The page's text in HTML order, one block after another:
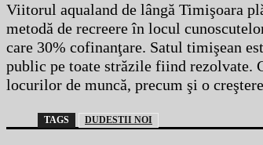
Viitorul aqualand de lângă Timişoara
metodă de recreere în locul
care 30% cofinanţare. Satul timişean
public pe toate străzile fiind rezolvate.
locurilor de muncă, precum şi o
TAGS DUDESTII NOI